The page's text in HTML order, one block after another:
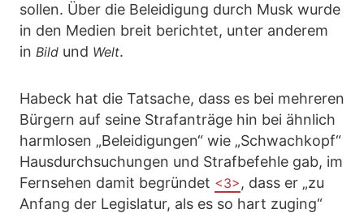
sollen. Über die Beleidigung durch Musk wurde
in den Medien breit berichtet, unter anderem
in Bild und Welt.
Habeck hat die Tatsache, dass es bei mehreren
Bürgern auf seine Strafanträge hin bei ähnlich
harmlosen „Beleidigungen“ wie „Schwachkopf“
Hausdurchsuchungen und Strafbefehle gab, im
Fernsehen damit begründet <3> , dass er „zu
Anfang der Legislatur, als es so hart zuging“